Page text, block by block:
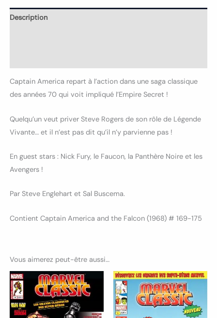
Description
Captain America repart à l’action dans une saga classique
des années 70 qui voit impliqué l’Empire Secret !
Quelqu’un veut priver Steve Rogers de son rôle de Légende
Vivante… et il n’est pas dit qu’il n’y parvienne pas !
En guest stars : Nick Fury, le Faucon, la Panthère Noire et les
Avengers !
Par Steve Englehart et Sal Buscema.
Contient Captain America and the Falcon (1968) # 169-175
Vous aimerez peut-être aussi…